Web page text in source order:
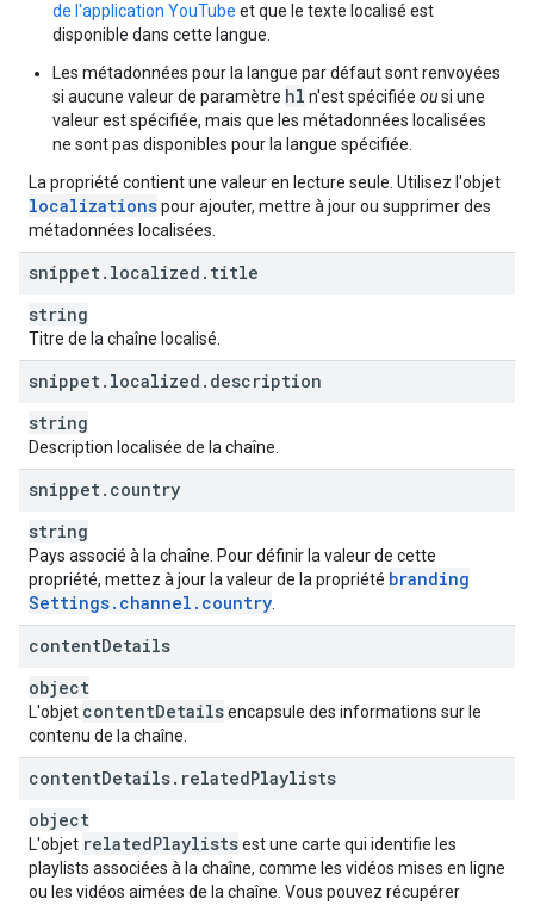
de l'application YouTube et que le texte localisé est
disponible dans cette langue.
Les métadonnées pour la langue par défaut sont renvoyées
si aucune valeur de paramètre hl n'est spécifiée ousi une
valeur est spécifiée, mais que les métadonnées localisées
ne sont pas disponibles pour la langue spécifiée.
La propriété contient une valeur en lecture seule. Utilisez l'objet
localizationspour ajouter, mettre à jour ou supprimer des
métadonnées localisées.
snippet. localized . title
string
Titre de la chaîne localisé.
snippet. localized . description
string
Description localisée de la chaîne.
snippet. country
string
Pays associé à la chaîne. Pour définir la valeur de cette
propriété, mettez à jour la valeur de la propriété branding
Settings. channel . country
contentDetails
object
L'objet contentDetailsencapsule des informations sur le
contenu de la chaîne.
contentDetails. relatedPlaylists
object
L'objet relatedPlaylistsest une carte qui identifie les
playlists associées à la chaîne, comme les vidéos mises en ligne
ou les vidéos aimées de la chaîne. Vous pouvez récupérer